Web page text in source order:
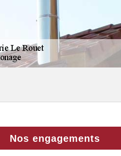
Nos engagements